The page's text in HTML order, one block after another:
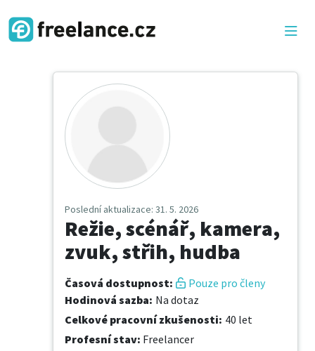
Poslední aktualizace: 31. 5. 2026
Režie, scénář, kamera,
zvuk, střih, hudba
Časová dostupnost:
Pouze pro členy
Hodinová sazba: Na dotaz
Celkové pracovní zkušenosti: 40 let
Profesní stav: Freelancer